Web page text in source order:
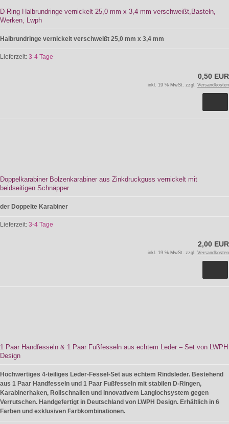
D-Ring Halbrundringe vernickelt 25,0 mm x 3,4 mm verschweißt,Basteln,
Werken, Lwph
Halbrundringe vernickelt verschweißt 25,0 mm x 3,4 mm
Lieferzeit: 3-4 Tage
0,50 EUR
inkl. 19 % MwSt. zzgl. Versandkosten
Doppelkarabiner Bolzenkarabiner aus Zinkdruckguss vernickelt mit
beidseitigen Schnäpper
der Doppelte Karabiner
Lieferzeit: 3-4 Tage
2,00 EUR
inkl. 19 % MwSt. zzgl. Versandkosten
1 Paar Handfesseln & 1 Paar Fußfesseln aus echtem Leder – Set von LWPH
Design
Hochwertiges 4-teiliges Leder-Fessel-Set aus echtem Rindsleder. Bestehend
aus 1 Paar Handfesseln und 1 Paar Fußfesseln mit stabilen D-Ringen,
Karabinerhaken, Rollschnallen und innovativem Langlochsystem gegen
Verrutschen. Handgefertigt in Deutschland von LWPH Design. Erhältlich in 6
Farben und exklusiven Farbkombinationen.